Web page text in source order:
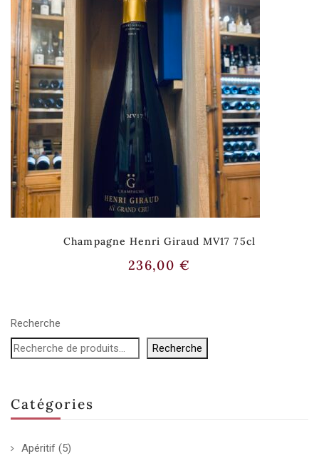
Recherche
Recherche
Catégories
Apéritif (5)
Champagne Henri Giraud MV17 75cl
236,00 €